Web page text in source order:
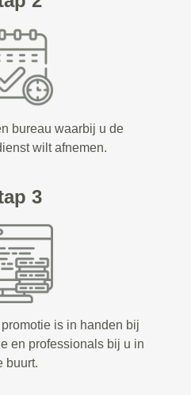
bureau waarbij u de
wilt afnemen.
3
is in handen bij
en professionals bij u in
buurt.